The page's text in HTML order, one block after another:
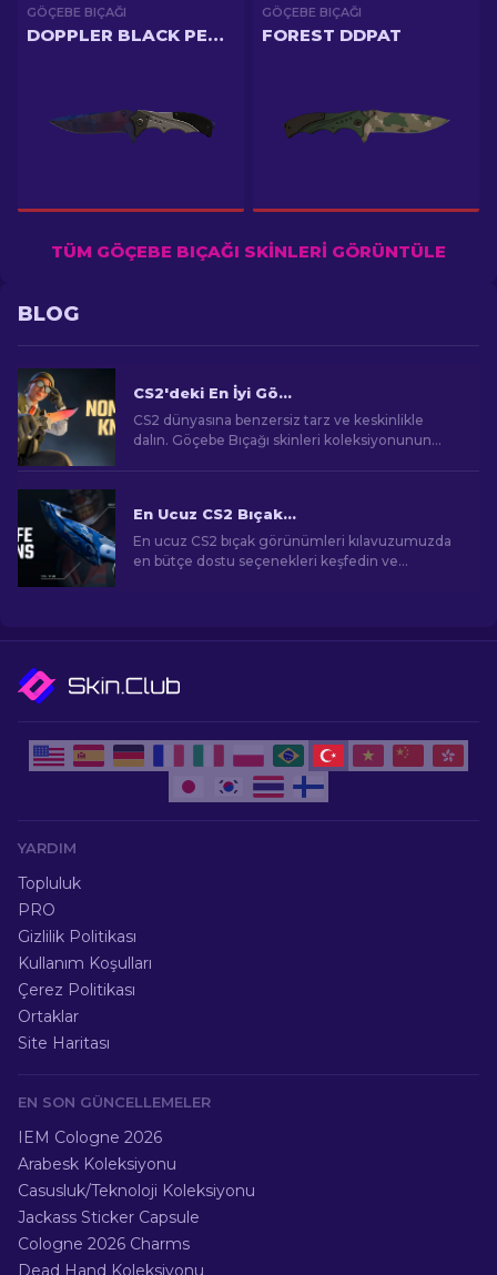
GÖÇEBE BIÇAĞI
DOPPLER BLACK PEARL
GÖÇEBE BIÇAĞI
FOREST DDPAT
TÜM GÖÇEBE BIÇAĞI SKINLERI GÖRÜNTÜLE
BLOG
CS2'deki En İyi Göçebe Bıçağı Skinleri
CS2 dünyasına benzersiz tarz ve keskinlikle
dalın. Göçebe Bıçağı skinleri koleksiyonunun
En Ucuz CS2 Bıçak Görünümleri [2026]
En ucuz CS2 bıçak görünümleri kılavuzumuzda
en bütçe dostu seçenekleri keşfedin ve
YARDIM
Topluluk
PRO
Gizlilik Politikası
Kullanım Koşulları
Çerez Politikası
Ortaklar
Site Haritası
EN SON GÜNCELLEMELER
IEM Cologne 2026
Arabesk Koleksiyonu
Casusluk/Teknoloji Koleksiyonu
Jackass Sticker Capsule
Cologne 2026 Charms
Dead Hand Koleksiyonu